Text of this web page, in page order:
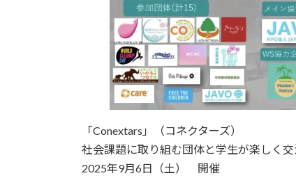
「Conextars」（コネクターズ）
社会課題に取り組む団体と学生が楽しく
2025年9月6日（土） 開催